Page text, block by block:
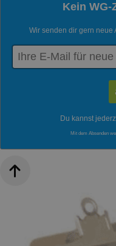
Kein
Wir senden dir gern neue
Du kannst
Mit dem Absenden